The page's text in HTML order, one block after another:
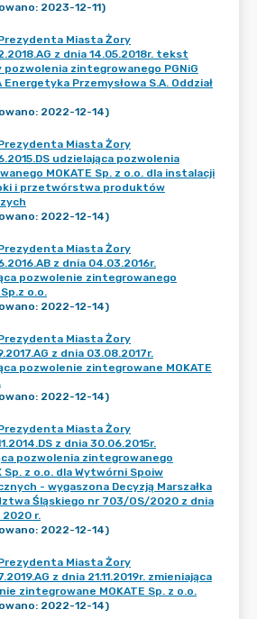
2023-12-11)
Miasta Żory
z dnia 14.05.2018r. tekst
zintegrowanego PGNiG
Energetyka Przemysłowa S.A. Oddział
2022-12-14)
Miasta Żory
udzielająca pozwolenia
MOKATE Sp. z o.o. dla instalacji
i przetwórstwa produktów
2022-12-14)
Miasta Żory
z dnia 04.03.2016r.
pozwolenie zintegrowanego
Sp.z o.o.
2022-12-14)
Miasta Żory
z dnia 03.08.2017r.
pozwolenie zintegrowane MOKATE
2022-12-14)
Miasta Żory
z dnia 30.06.2015r.
pozwolenia zintegrowanego
Sp. z o.o. dla Wytwórni Spoiw
- wygaszona Decyzją Marszałka
Śląskiego nr 703/OS/2020 z dnia
2020 r.
2022-12-14)
Miasta Żory
z dnia 21.11.2019r. zmieniająca
zintegrowane MOKATE Sp. z o.o.
2022-12-14)